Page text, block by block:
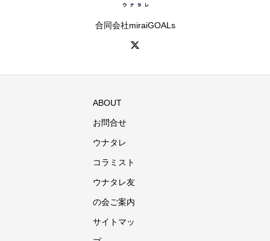
合同会社miraiGOALs
ABOUT
お問合せ
ウナタレ
コラミスト
ウナタレ友
の会ご案内
サイトマッ